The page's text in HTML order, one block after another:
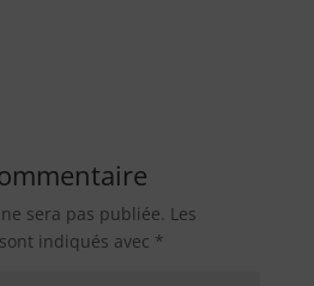
sera pas publiée. Les
indiqués avec *